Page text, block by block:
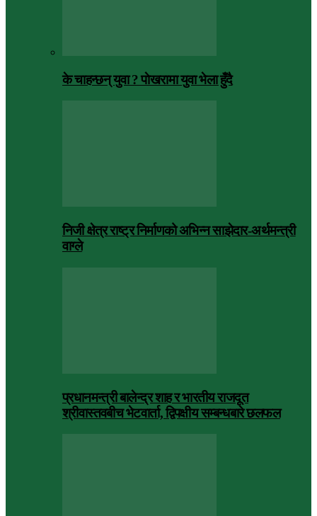
के चाहन्छन् युवा ? पाेखरामा युवा भेला हुँदै
निजी क्षेत्र राष्ट्र निर्माणको अभिन्न साझेदार-अर्थमन्त्री
वाग्ले
प्रधानमन्त्री बालेन्द्र शाह र भारतीय राजदूत
श्रीवास्तवबीच भेटवार्ता, द्विपक्षीय सम्बन्धबारे छलफल